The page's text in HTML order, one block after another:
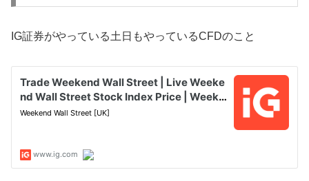
IG証券がやっている土日もやっているCFDのこと